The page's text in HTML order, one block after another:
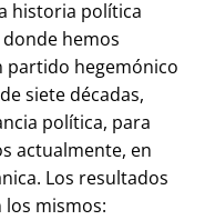
historia política
hemos
partido hegemónico
siete décadas,
política, para
actualmente, en
Los resultados
los mismos: